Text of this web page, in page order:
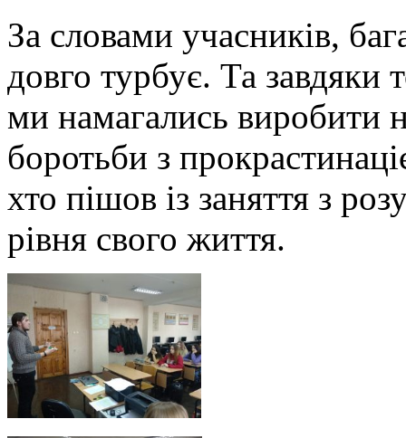
За словами учасників,
довго турбує. Та завдяки
ми намагались виробити
боротьби з
хто пішов із заняття з
рівня свого життя.